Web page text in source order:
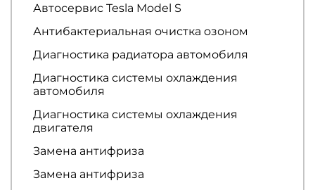
Автосервис Tesla Model S
Антибактериальная очистка озоном
Диагностика радиатора автомобиля
Диагностика системы охлаждения
автомобиля
Диагностика системы охлаждения
двигателя
Замена антифриза
Замена антифриза